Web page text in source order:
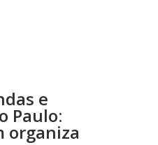
e
Paulo:
organiza